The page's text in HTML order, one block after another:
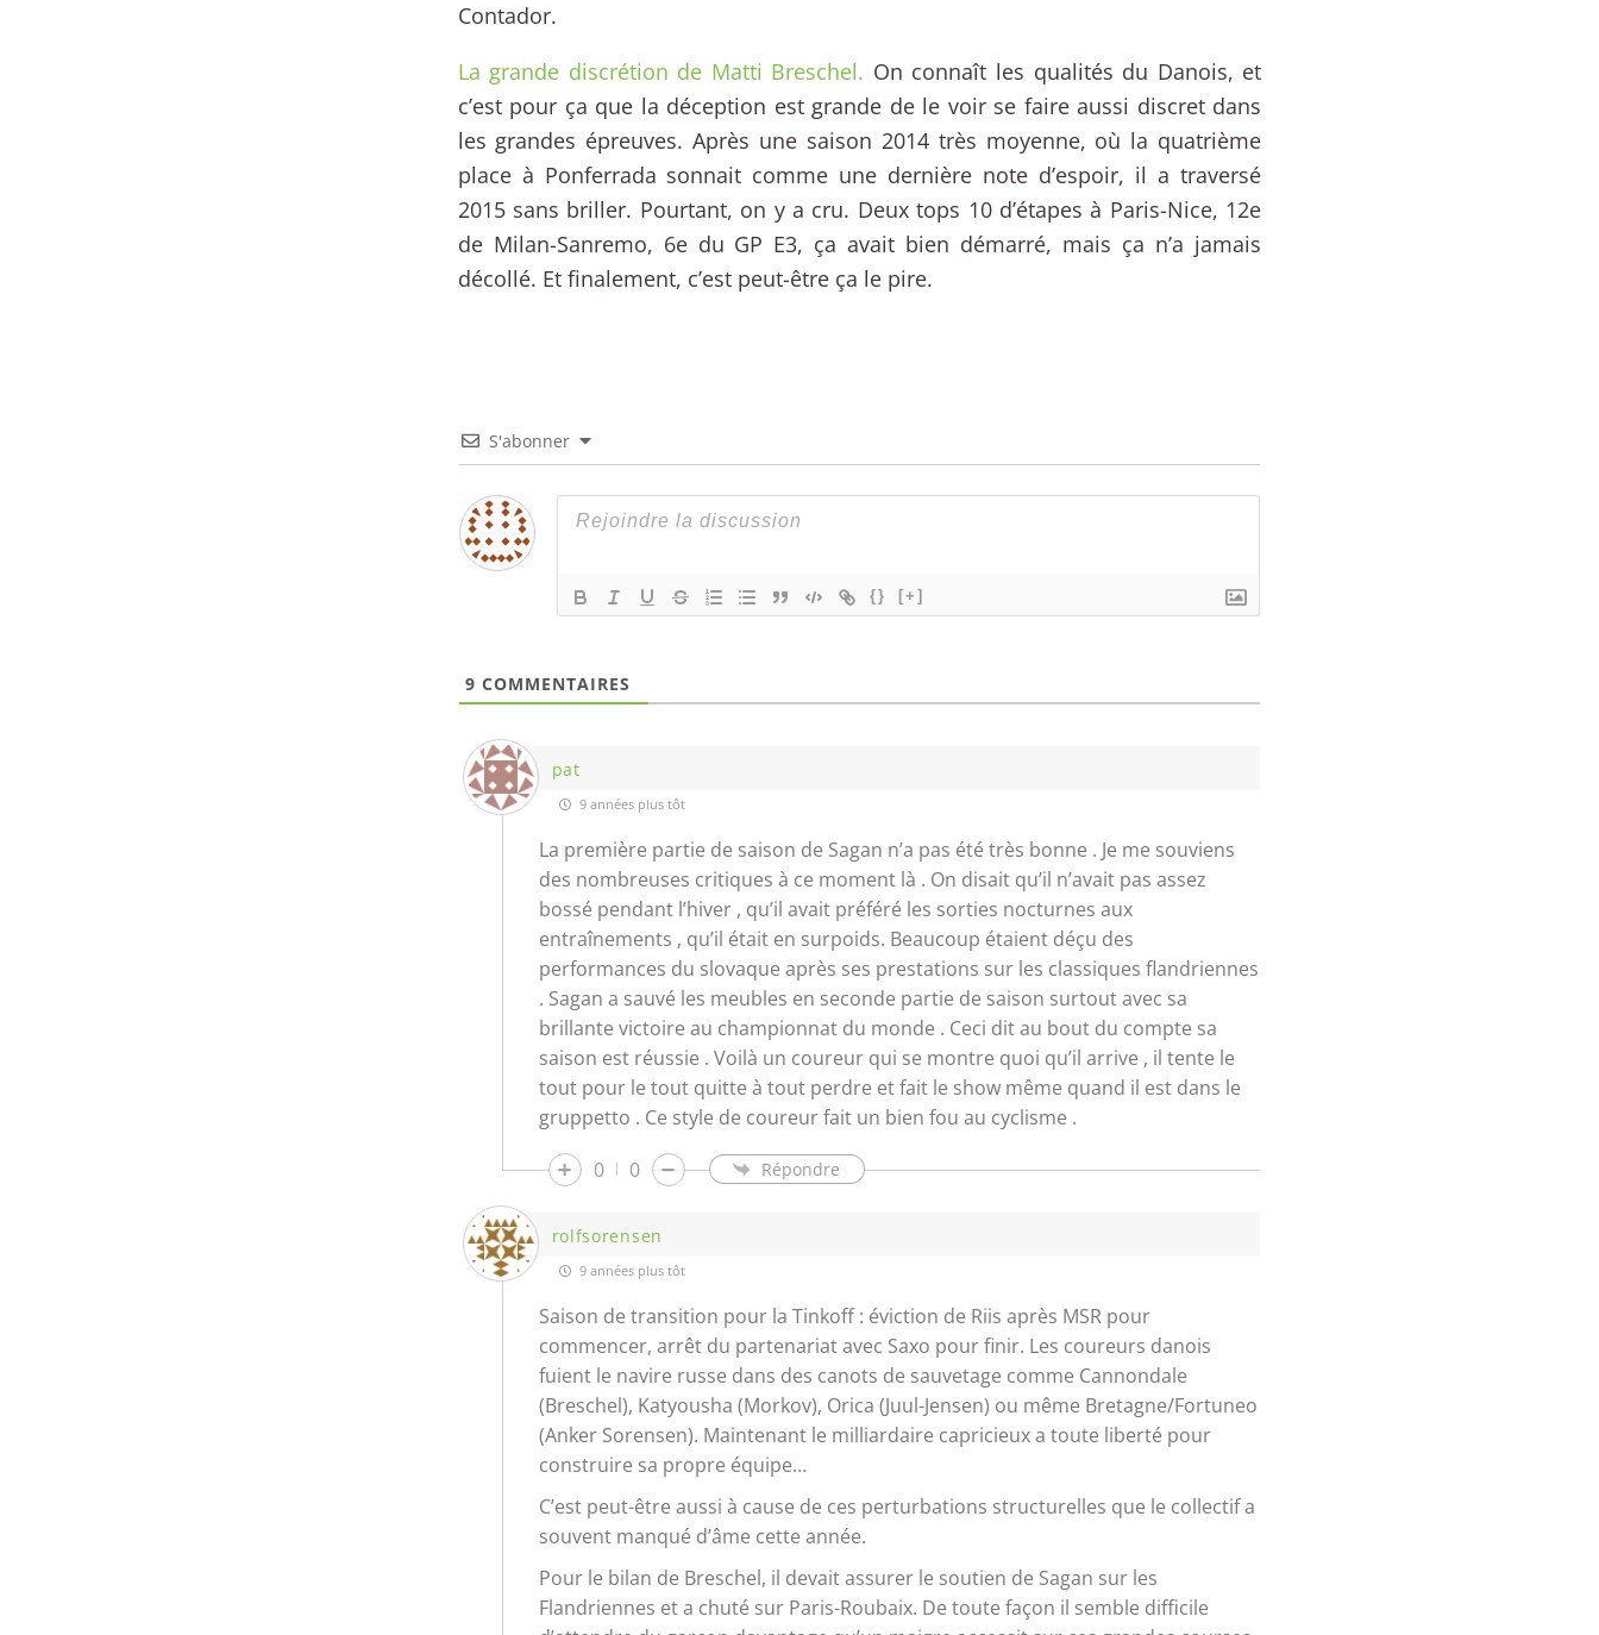
Contador.
La grande discrétion de Matti Breschel. On connaît les qualités du Danois, et
c’est pour ça que la déception est grande de le voir se faire aussi discret dans
les grandes épreuves. Après une saison 2014 très moyenne, où la quatrième
place à Ponferrada sonnait comme une dernière note d’espoir, il a traversé
2015 sans briller. Pourtant, on y a cru. Deux tops 10 d’étapes à Paris-Nice, 12e
de Milan-Sanremo, 6e du GP E3, ça avait bien démarré, mais ça n’a jamais
décollé. Et finalement, c’est peut-être ça le pire.
S'abonner
{} [+]
9 COMMENTAIRES
pat
9 années plus tôt
La première partie de saison de Sagan n’a pas été très bonne . Je me souviens
des nombreuses critiques à ce moment là . On disait qu’il n’avait pas assez
bossé pendant l’hiver , qu’il avait préféré les sorties nocturnes aux
entraînements , qu’il était en surpoids. Beaucoup étaient déçu des
performances du slovaque après ses prestations sur les classiques flandriennes
. Sagan a sauvé les meubles en seconde partie de saison surtout avec sa
brillante victoire au championnat du monde . Ceci dit au bout du compte sa
saison est réussie . Voilà un coureur qui se montre quoi qu’il arrive , il tente le
tout pour le tout quitte à tout perdre et fait le show même quand il est dans le
gruppetto . Ce style de coureur fait un bien fou au cyclisme .
0
0 Répondre
rolfsorensen
9 années plus tôt
Saison de transition pour la Tinkoff : éviction de Riis après MSR pour
commencer, arrêt du partenariat avec Saxo pour finir. Les coureurs danois
fuient le navire russe dans des canots de sauvetage comme Cannondale
(Breschel), Katyousha (Morkov), Orica (Juul-Jensen) ou même Bretagne/Fortuneo
(Anker Sorensen). Maintenant le milliardaire capricieux a toute liberté pour
construire sa propre équipe…
C’est peut-être aussi à cause de ces perturbations structurelles que le collectif a
souvent manqué d’âme cette année.
Pour le bilan de Breschel, il devait assurer le soutien de Sagan sur les
Flandriennes et a chuté sur Paris-Roubaix. De toute façon il semble difficile